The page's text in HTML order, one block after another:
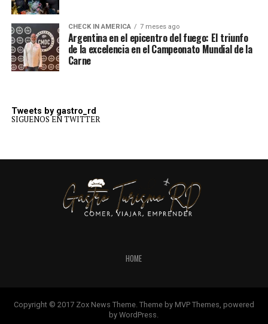
CHECK IN AMERICA 7 meses ago
Argentina en el epicentro del fuego: El triunfo
de la excelencia en el Campeonato Mundial de la
Carne
Tweets by gastro_rd
SIGUENOS EN TWITTER
HOME
Copyright © 2017 Zox News Theme. Theme by MVP Themes, powered
by WordPress.